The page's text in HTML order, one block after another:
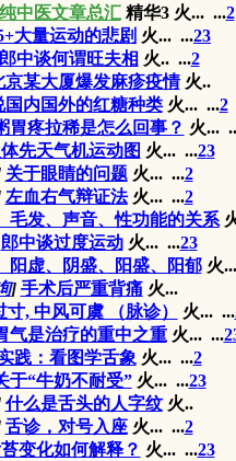
中医文章总汇 精华3 火... ...2
大量运动的悲剧 火... ...23
郎中谈何谓旺夫相 火.. ...2
京某大厦爆发麻疹疫情 火..
国内国外的红糖种类 火... ...2
胃疼拉稀是怎么回事？ 火...
体先天气机运动图 火... ...23
关于眼睛的问题 火... ...2
左血右气辩证法 火... ...2
毛发、声音、性功能的关系
郎中谈过度运动 火... ...23
阳虚、阴盛、阳盛、阳郁 火...
] 手术后严重背痛 火...
寸, 中风可虞 （脉诊） 火... ...
气是治疗的重中之重 火... ...2
践：看图学舌象 火... ...2
于“牛奶不耐受” 火... ...23
什么是舌头的人字纹 火..
舌诊，对号入座 火... ...2
变化如何解释？ 火... ...23